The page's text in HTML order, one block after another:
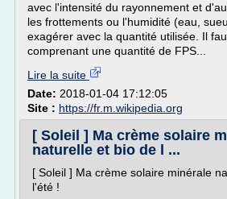
avec l'intensité du rayonnement et
les frottements ou l'humidité (eau,
exagérer avec la quantité utilisée. Il
comprenant une quantité de FPS...
Lire la suite
Date: 2018-01-04 17:12:05
Site : https://fr.m.wikipedia.org
[ Soleil ] Ma crème solaire
naturelle et bio de l ...
[ Soleil ] Ma crème solaire minérale
l'été !